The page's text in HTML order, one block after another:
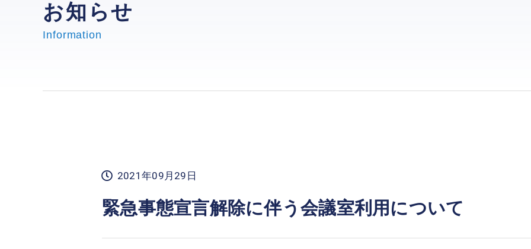
お知らせ
Information
2021年09月29日
緊急事態宣言解除に伴う会議室利用について